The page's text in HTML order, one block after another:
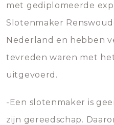
met gediplomeerde
Slotenmaker
Nederland en hebben
tevreden waren met
uitgevoerd.
-Een slotenmaker is
zijn gereedschap.